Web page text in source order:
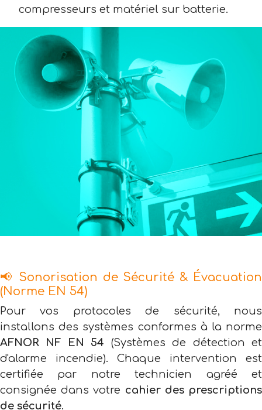
compresseurs et matériel sur batterie.
📢 Sonorisation de Sécurité & Évacuation
(Norme EN 54)
Pour vos protocoles de sécurité, nous
installons des systèmes conformes à la norme
AFNOR NF EN 54 (Systèmes de détection et
d'alarme incendie). Chaque intervention est
certifiée par notre technicien agréé et
consignée dans votre cahier des prescriptions
de sécurité.